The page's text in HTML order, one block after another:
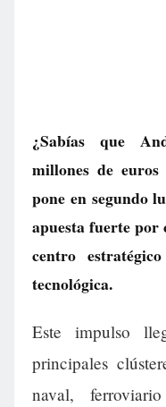
¿Sabías que
millones de
pone en segundo
apuesta fuerte
centro
tecnológica.
Este impulso
principales
naval,